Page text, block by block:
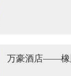
万豪酒店——橡